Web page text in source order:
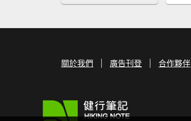
關於我們 廣告刊登 合作夥伴